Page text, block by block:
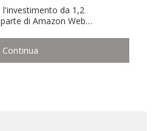
da 1,2
di Amazon Web…
Continua